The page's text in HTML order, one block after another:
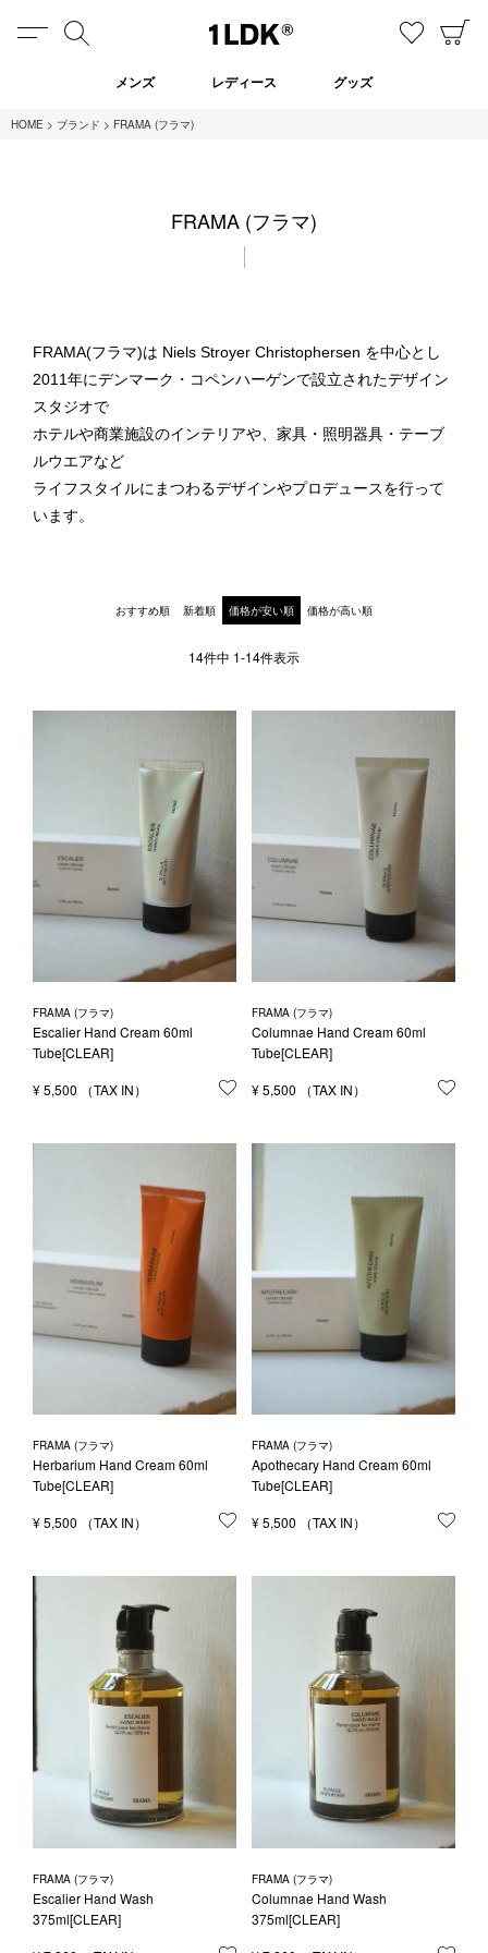
MENU お気に
メンズ レディース グッズ
全てのブランド
UNIVERSAL PRODUCTS.
EVCON
1LDK STAND
HOME ブランド FRAMA (フラマ)
FRAMA (フラマ)
FRAMA(フラマ)は Niels Stroyer Christophersen を中心とし
2011年にデンマーク・コペンハーゲンで設立されたデザイン
スタジオで
ホテルや商業施設のインテリアや、家具・照明器具・テーブ
ルウエアなど
ライフスタイルにまつわるデザインやプロデュースを行って
います。
おすすめ順 新着順 価格が安い順 価格が高い順
14件中 1-14件表示
FRAMA (フラマ)
Escalier Hand Cream 60ml
Tube[CLEAR]
¥5,500 お気に入りに登録する
FRAMA (フラマ)
Columnae Hand Cream 60ml
Tube[CLEAR]
¥5,500
FRAMA (フラマ)
Herbarium Hand Cream 60ml
Tube[CLEAR]
¥5,500 お気に入りに登録する
FRAMA (フラマ)
Apothecary Hand Cream 60ml
Tube[CLEAR]
¥5,500
FRAMA (フラマ)
Escalier Hand Wash
375ml[CLEAR]
FRAMA (フラマ)
Columnae Hand Wash
375ml[CLEAR]